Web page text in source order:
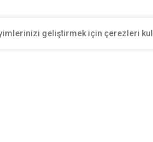
geliştirmek için çerezleri